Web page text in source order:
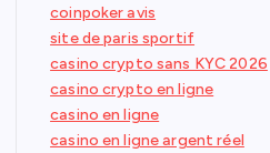
coinpoker avis
site de paris sportif
casino crypto sans KYC 2026
casino crypto en ligne
casino en ligne
casino en ligne argent réel